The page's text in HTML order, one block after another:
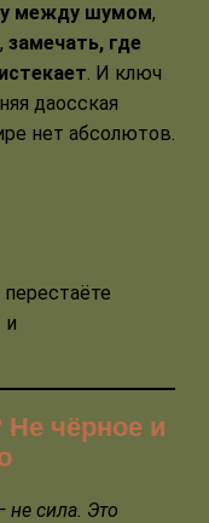
между шумом,
, замечать, где
. И ключ
даосская
нет абсолютов.
и
Не чёрное и
не сила. Это